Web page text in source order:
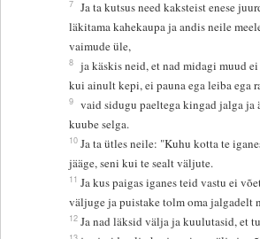
7 Ja ta kutsus need kaksteist enese
läkitama kahekaupa ja andis neile
vaimude üle,
8 ja käskis neid, et nad midagi muud
kui ainult kepi, ei pauna ega leiba ega
9 vaid sidugu paeltega kingad jalga ja
kuube selga.
10 Ja ta ütles neile: "Kuhu kotta te
jääge, seni kui te sealt väljute.
11 Ja kus paigas iganes teid vastu ei
väljuge ja puistake tolm oma jalgadelt
12 Ja nad läksid välja ja kuulutasid, et